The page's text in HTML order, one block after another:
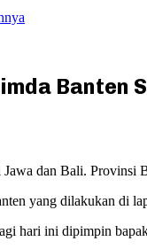
Banten
dan Bali. Provinsi
yang dilakukan di
hari ini dipimpin